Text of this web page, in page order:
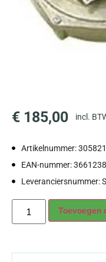
€ 185,00 incl.
Artikelnummer:
EAN-nummer:
Leveranciersnummer:
Toevoegen